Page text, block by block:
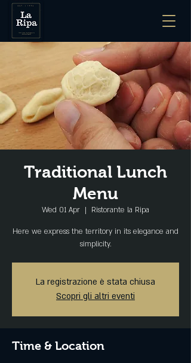
Traditional Lunch
Menu
Wed 01 Apr
  |
Ristorante la Ripa
Here we express the territory in its elegance and
simplicity.
La registrazione è stata chiusa
Scopri gli altri eventi
Time & Location